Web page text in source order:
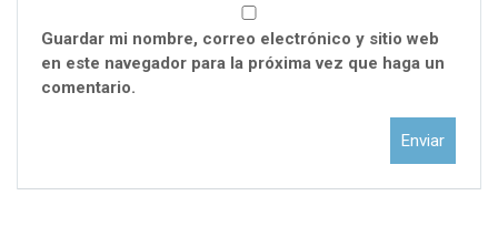
Guardar mi nombre, correo electrónico y sitio web
en este navegador para la próxima vez que haga un
comentario.